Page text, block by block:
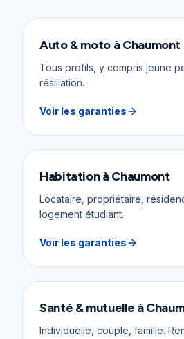
Auto & moto àChaumont
Tous profils, y compris jeune
résiliation.
Voir les garanties
HabitationàChaumont
Locataire, propriétaire,
logement étudiant.
Voir les garanties
Santé & mutuelle à
Individuelle, couple, famille.